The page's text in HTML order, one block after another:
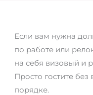
Если вам нужна
по работе или
на себя визовый и
Просто гостите без
порядке.